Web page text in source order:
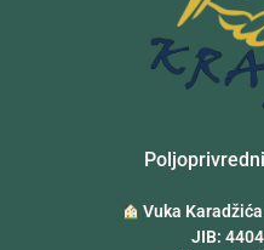
Vuka
JIB: